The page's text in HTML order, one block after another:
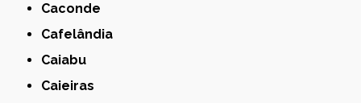
Caconde
Cafelândia
Caiabu
Caieiras